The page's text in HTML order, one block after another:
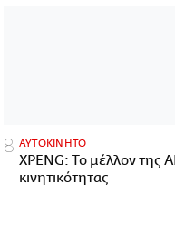
ΑΥΤΟΚΙΝΗΤΟ
XPENG: Το μέλλον της AI
κινητικότητας